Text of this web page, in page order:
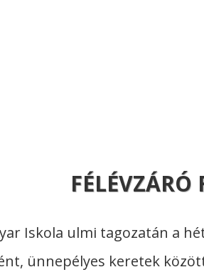
Iskola ulmi tagozatán a
ünnepélyes keretek